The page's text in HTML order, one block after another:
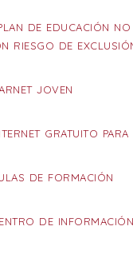
de educación
riesgo de
joven
gratuito para
de formación
de